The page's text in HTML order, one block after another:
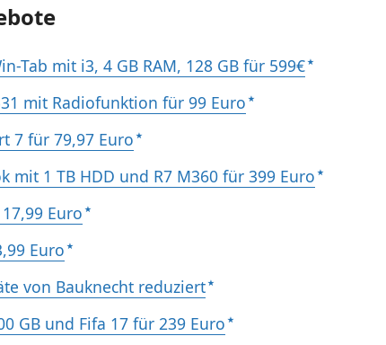
Tab mit i3, 4 GB RAM, 128 GB für 599€
mit Radiofunktion für 99 Euro
7 für 79,97 Euro
mit 1 TB HDD und R7 M360 für 399 Euro
Euro
Euro
von Bauknecht reduziert
GB und Fifa 17 für 239 Euro